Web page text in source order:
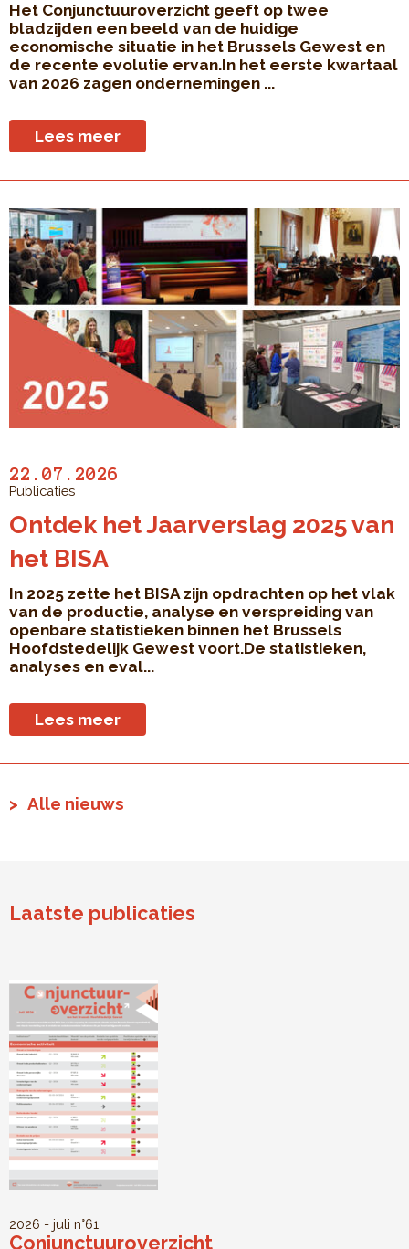
Het Conjunctuuroverzicht geeft op twee
bladzijden een beeld van de huidige
economische situatie in het Brussels Gewest en
de recente evolutie ervan.In het eerste kwartaal
van 2026 zagen ondernemingen ...
Lees meer
22.07.2026
Publicaties
Ontdek het Jaarverslag 2025 van
het BISA
In 2025 zette het BISA zijn opdrachten op het vlak
van de productie, analyse en verspreiding van
openbare statistieken binnen het Brussels
Hoofdstedelijk Gewest voort.De statistieken,
analyses en eval...
Lees meer
Alle nieuws
Laatste publicaties
2026 - juli n°61
Conjunctuuroverzicht